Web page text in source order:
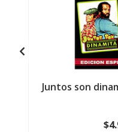
Juntos son